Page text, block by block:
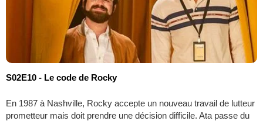
S02E10 - Le code de Rocky
En 1987 à Nashville, Rocky accepte un nouveau travail de lutteur
prometteur mais doit prendre une décision difficile. Ata passe du